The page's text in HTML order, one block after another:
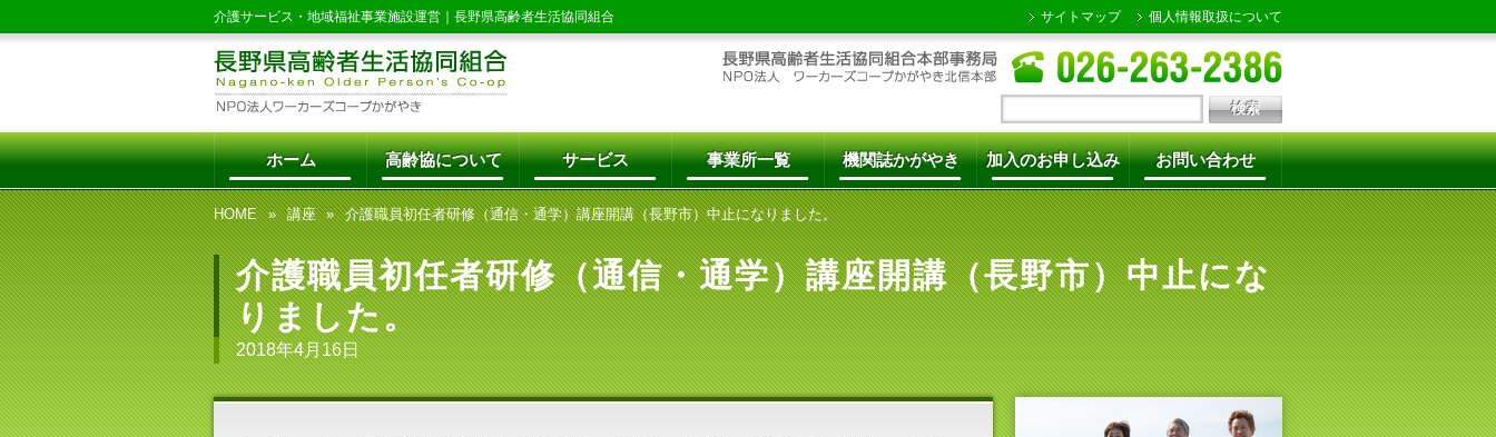
サイトマップ 個人情報取扱について
介護サービス・地域福祉事業施設運営｜ 長野県高齢者生活協同組合
ホーム 高齢協について サービス 事業所一覧 機関誌かがやき 加入のお申し込み お問い合わせ
HOME 講座 介護職員初任者研修（通信・通学）講座開講（長野市）中止になりました。
介護職員初任者研修（通信・通学）講座開講（長野市）中止にな
りました。
2018年4月16日